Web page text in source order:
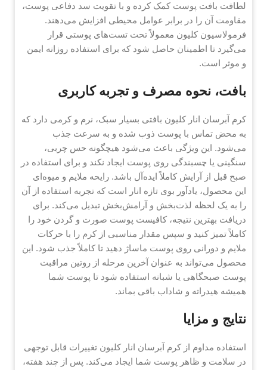
لطافت بافت پوست کمک کرده و با تقویت سد دفاعی پوست،
مقاومت آن را در برابر عوامل محیطی افزایش می‌دهند.
فرمولاسیون کلیون معمولاً تحت تست‌های پوستی قرار
می‌گیرد تا اطمینان حاصل شود که برای استفاده روزانه ایمن
و موثر است.
بافت، نحوه مصرف و تجربه کاربری
کرم آبرسان انار کلیون بافتی بسیار سبک، نرم و کرمی دارد که
به محض تماس با پوست ذوب شده و به سرعت جذب
می‌شود. این ویژگی باعث می‌شود هیچگونه حس چربی،
سنگینی یا چسبندگی روی پوست ایجاد نکند و برای استفاده در
صبح قبل از آرایش کاملاً ایده‌آل باشد. رایحه ملایم و میوه‌ای
این محصول، یادآور بوی تازه انار است که تجربه استفاده از آن
را به یک لحظه لذت‌بخش و آرامش‌بخش تبدیل می‌کند. برای
دریافت بهترین نتیجه، کافیست پوست صورت و گردن خود را
کاملاً تمیز کنید و سپس مقدار مناسبی از کرم را با حرکات
ملایم و دورانی روی پوست ماساژ دهید تا کاملاً جذب شود. این
محصول می‌تواند به عنوان آخرین مرحله از روتین مراقبت
پوست صبحگاهی یا شبانه استفاده شود تا پوست شما
همیشه هیدراته و شاداب باقی بماند.
نتایج و مزایا
استفاده مداوم از کرم آبرسان انار کلیون تغییرات قابل توجهی
در سلامت و ظاهر پوست شما ایجاد می‌کند. پس از چند هفته،